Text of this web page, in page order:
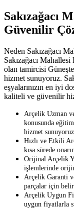
Sakızağacı
Güvenilir
Neden Sakızağacı
Sakızağacı
olan tamircisi
hizmet sunuyoruz.
eşyalarınızın en iyi
kaliteli ve güvenilir
Arçelik Uzman
konusunda
hizmet
Hızlı ve Etkili
kısa sürede
Orijinal Arçelik
işlemlerinde
Arçelik Garanti
parçalar için
Arçelik Uygun
uygun fiyatlarla